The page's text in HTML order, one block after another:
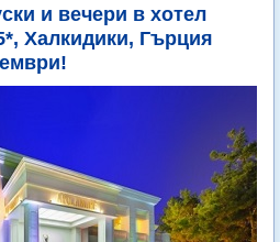
и вечери в хотел
Халкидики, Гърция